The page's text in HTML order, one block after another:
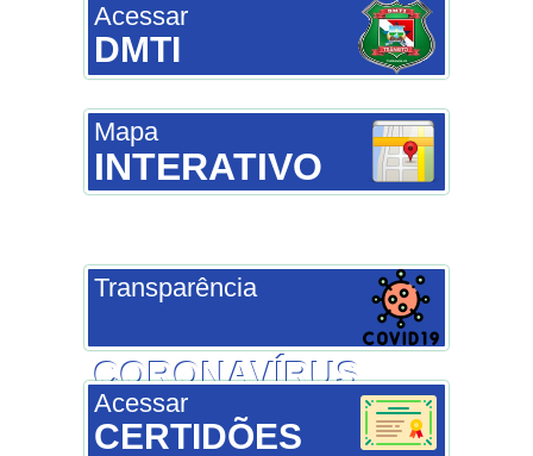
Acessar
DMTI
Mapa
INTERATIVO
Transparência
CORONAVÍRUS
Acessar
CERTIDÕES